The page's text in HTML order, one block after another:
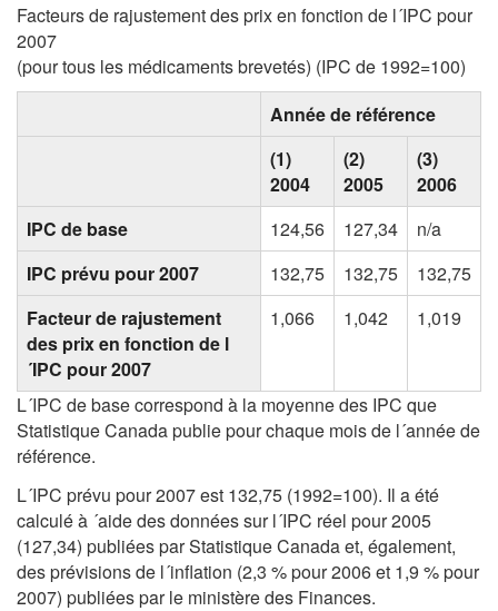
Facteurs de rajustement des prix en fonction de l´IPC pour
2007
(pour tous les médicaments brevetés) (IPC de 1992=100)
Année de référence
(1)
2004
(2)
2005
(3)
2006
IPC de base
124,56 127,34
n/a
IPC prévu pour 2007
132,75 132,75
132,75
Facteur de rajustement
des prix en fonction de l
´IPC pour 2007
1,066 1,042 1,019
L´IPC de base correspond à la moyenne des IPC que
Statistique Canada publie pour chaque mois de l´année de
référence.
L´IPC prévu pour 2007 est 132,75 (1992=100). Il a été
calculé à ´aide des données sur l´IPC réel pour 2005
(127,34) publiées par Statistique Canada et, également,
des prévisions de l´inflation (2,3 % pour 2006 et 1,9 % pour
2007) publiées par le ministère des Finances.